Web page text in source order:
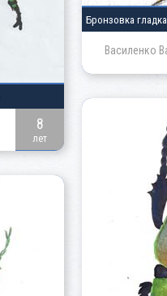
Бронзовка
Василенко
8
лет